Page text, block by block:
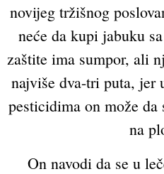
novijeg tržišnog
neće da kupi jabuku
zaštite ima sumpor, ali
najviše dva-tri puta, jer
pesticidima on može
na
On navodi da se u